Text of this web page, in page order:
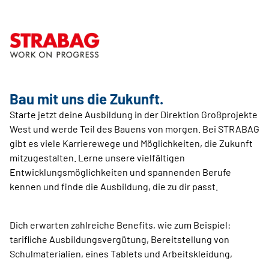
Bau mit uns die Zukunft.
Starte jetzt deine Ausbildung in der Direktion Großprojekte
West und werde Teil des Bauens von morgen. Bei STRABAG
gibt es viele Karrierewege und Möglichkeiten, die Zukunft
mitzugestalten. Lerne unsere vielfältigen
Entwicklungsmöglichkeiten und spannenden Berufe
kennen und finde die Ausbildung, die zu dir passt.
Dich erwarten zahlreiche Benefits, wie zum Beispiel:
tarifliche Ausbildungsvergütung, Bereitstellung von
Schulmaterialien, eines Tablets und Arbeitskleidung,